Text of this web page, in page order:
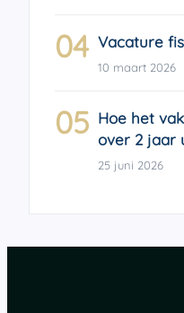
04 Vacature
10 maart 2026
05 Hoe het
over 2 jaar
25 juni 2026